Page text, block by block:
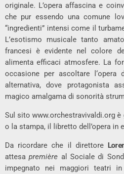
originale. L’opera affascina e
che pur essendo una comune
“ingredienti” intensi come il
L’esotismo musicale tanto
francesi è evidente nel colore
alimenta efficaci atmosfere. La
occasione per ascoltare l‘opera
alternativa, dove protagonista
magico amalgama di sonorità
Sul sito www.orchestravivaldi.org
o la stampa, il libretto dell’opera in
Da ricordare che il direttore
attesapremière al Sociale di
impegnato nei maggiori teatri in